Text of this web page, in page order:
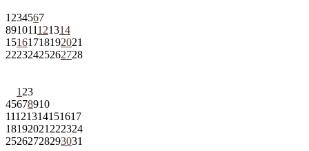
1 234567
891011121314
15161718192021
22232425262728
1 23
45678910
11121314151617
18192021 222324
25262728293031